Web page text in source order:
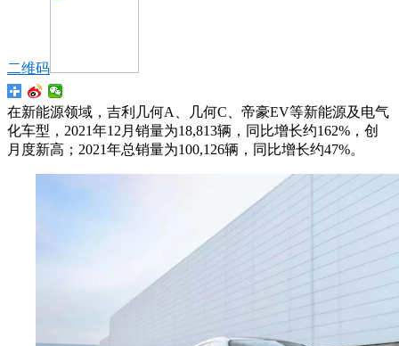
二维码
在新能源领域，吉利几何A、几何C、帝豪EV等新能源及电气
化车型，2021年12月销量为18,813辆，同比增长约162%，创
月度新高；2021年总销量为100,126辆，同比增长约47%。